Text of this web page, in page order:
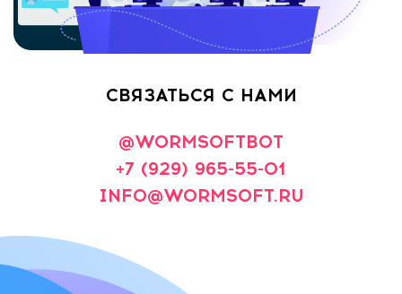
СВЯЗАТЬСЯ С НАМИ
@WORMSOFTBOT
+7 (929) 965-55-01
INFO@WORMSOFT.RU